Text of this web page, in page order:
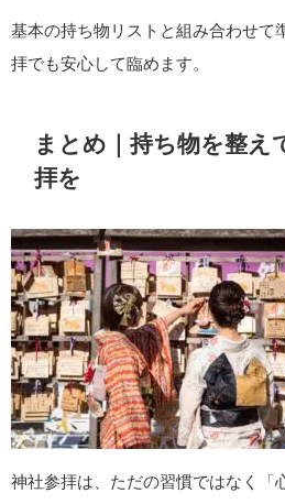
基本の持ち物リストと組み合わせて
拝でも安心して臨めます。
まとめ｜持ち物を整え
拝を
神社参拝は、ただの習慣ではなく「